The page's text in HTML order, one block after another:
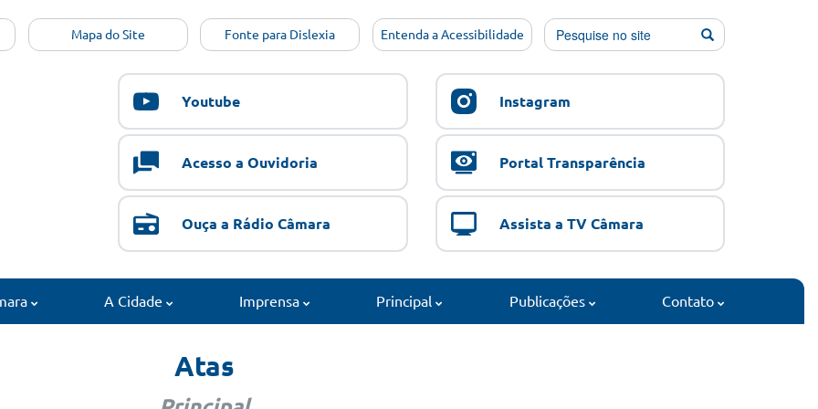
Mapa do Site Fonte para Dislexia Entenda a Acessibilidade
Youtube Instagram
Acesso a Ouvidoria Portal Transparência
Ouça a Rádio Câmara Assista a TV Câmara
A Cidade Imprensa Principal Publicações Contato
Atas